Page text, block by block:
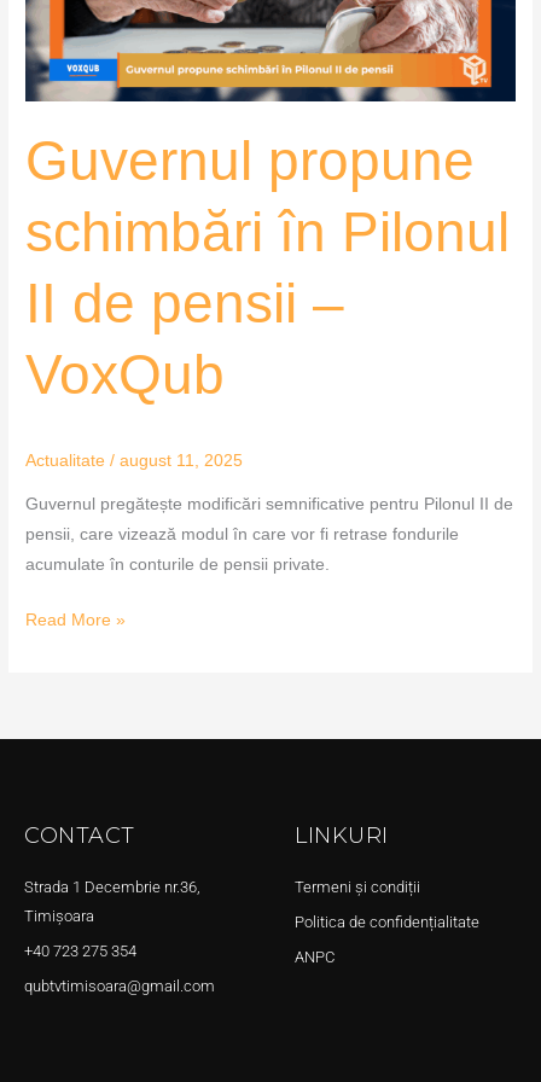
Guvernul propune
schimbări în Pilonul
II de pensii –
VoxQub
Actualitate /august 11, 2025
Guvernul pregătește modificări semnificative pentru Pilonul II de
pensii, care vizează modul în care vor fi retrase fondurile
acumulate în conturile de pensii private.
de
pensii
Read More »
CONTACT
Strada 1 Decembrie nr.36,
Timișoara
+40 723 275 354
qubtvtimisoara@gmail.com
LINKURI
Termeni și condiții
Politica de confidențialitate
ANPC